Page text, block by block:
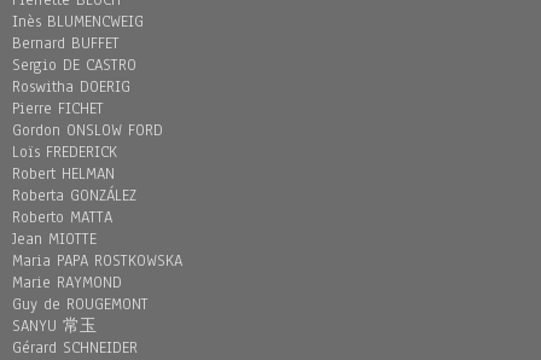
Inès BLUMENCWEIG
Bernard BUFFET
Sergio DE CASTRO
Roswitha DOERIG
Pierre FICHET
Gordon ONSLOW FORD
Loïs FREDERICK
Robert HELMAN
Roberta GONZÁLEZ
Roberto MATTA
Jean MIOTTE
Maria PAPA ROSTKOWSKA
Marie RAYMOND
Guy de ROUGEMONT
SANYU 常玉
Gérard SCHNEIDER